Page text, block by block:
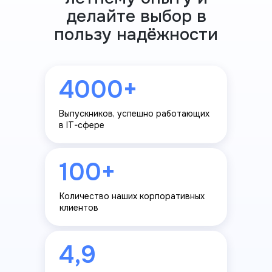
делайте выбор в
пользу надёжности
4000+
Выпускников, успешно работающих
в IT-сфере
4,9
100+
Количество наших корпоративных
клиентов